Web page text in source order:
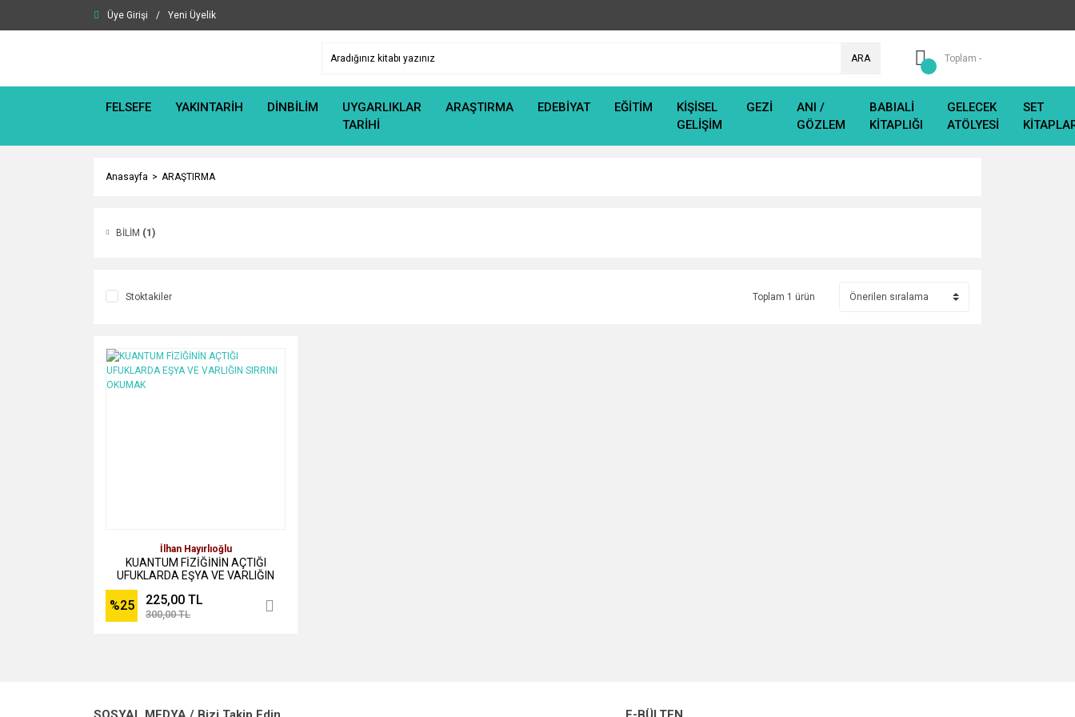
Üye Girişi / Yeni Üyelik
ARA Toplam -
FELSEFE YAKINTARİH DİNBİLİM
UYGARLIKLAR
TARİHİ
ARAŞTIRMA EDEBİYAT EĞİTİM
KİŞİSEL
GELİŞİM
GEZİ
ANI /
GÖZLEM
BABIALİ
KİTAPLIĞI
GELECEK
ATÖLYESİ
SET
Anasayfa ARAŞTIRMA
BİLİM (1)
Stoktakiler Toplam 1 ürün
İlhan Hayırlıoğlu
KUANTUM FİZİĞİNİN AÇTIĞI
UFUKLARDA EŞYA VE VARLIĞIN
%25 225,00 TL
300,00 TL